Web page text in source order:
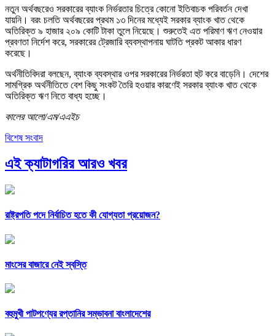
নতুন অর্থবছরেও সরকারের ব্যাংক নির্ভরতার চিত্রে কোনো ইতিবাচক পরিবর্তন দেখা
যায়নি। বরং চলতি অর্থবছরের প্রথম ১৩ দিনের মধ্যেই সরকার ব্যাংক খাত থেকে
অতিরিক্ত ৯ হাজার ২০৯ কোটি টাকা তুলে নিয়েছে। শুরুতেই এত পরিমাণ ঋণ নেওয়ার
প্রবণতা নির্দেশ করে, সরকারের ট্রেজারি ব্যবস্থাপনায় ঘাটতি প্রকট আকার ধারণ
করেছে।
অর্থনীতিবিদরা বলছেন, ব্যাংক ব্যবস্থার ওপর সরকারের নির্ভরতা হুট করে বাড়েনি। দেশের
সামগ্রিক অর্থনীতিতে বেশ কিছু সংকট তৈরি হওয়ার কারণেই সরকার ব্যাংক খাত থেকে
অতিরিক্ত ঋণ নিতে বাধ্য হচ্ছে।
কালের আলো/এম/এএইচ
বিশেষ সংবাদ
এই ক্যাটাগরির আরও খবর
রাষ্ট্রপতি পদে নির্বাচিত হতে কী যোগ্যতা প্রয়োজন?
মাংসের বাজারে নেই স্বস্তি
বহুমুখী পাটপণ্যের রপ্তানির সম্ভাবনা বাংলাদেশের